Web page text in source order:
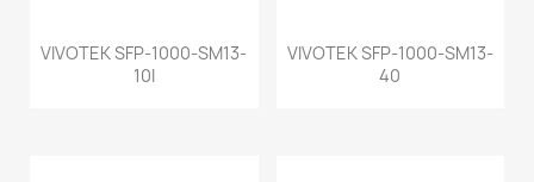
VIVOTEK SFP-1000-SM13-
10I
VIVOTEK SFP-1000-SM13-
40